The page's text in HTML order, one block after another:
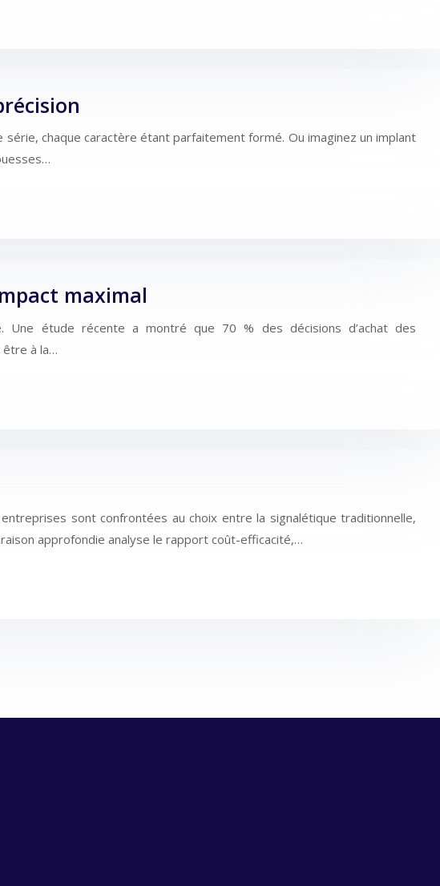
chaque caractère étant parfaitement formé. Ou imaginez un implant
maximal
Une étude récente a montré que 70 % des décisions d’achat des
être à la…
entreprises sont confrontées au choix entre la signalétique traditionnelle,
approfondie analyse le rapport coût-efficacité,…